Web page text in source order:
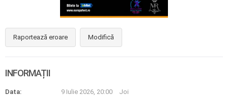
Raportează eroare Modifică
INFORMAȚII
Data: 9 Iulie 2026, 20:00
Joi